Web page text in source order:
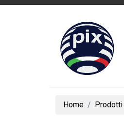
Home Prodotti